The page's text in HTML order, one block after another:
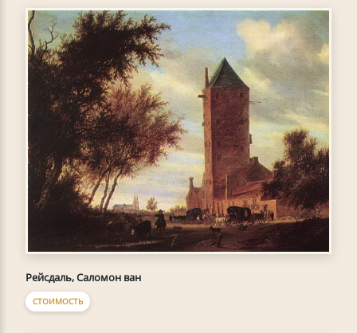
Рейсдаль, Саломон ван
СТОИМОСТЬ